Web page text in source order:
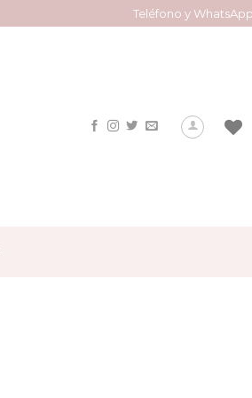
Teléfono y